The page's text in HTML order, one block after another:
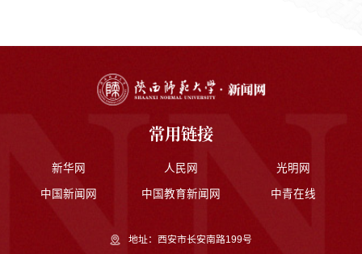
常用链接
新华网 人民网 光明网
中国新闻网 中国教育新闻网 中青在线
地址：西安市长安南路199号